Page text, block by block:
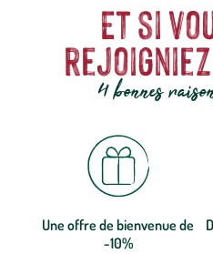
Et si
4 bonnes
Une offre de bienvenue de
-10%